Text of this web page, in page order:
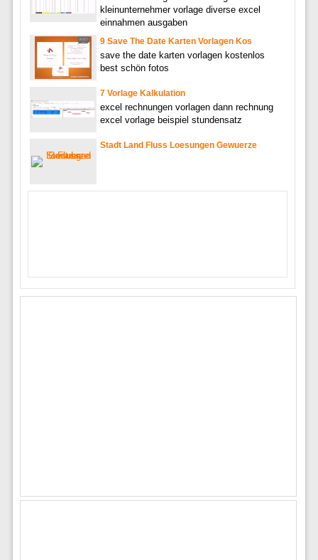
kleinunternehmer vorlage diverse excel
einnahmen ausgaben
9 Save The Date Karten Vorlagen Kos
save the date karten vorlagen kostenlos
best schön fotos
7 Vorlage Kalkulation
excel rechnungen vorlagen dann rechnung
excel vorlage beispiel stundensatz
Stadt Land Fluss Loesungen Gewuerze